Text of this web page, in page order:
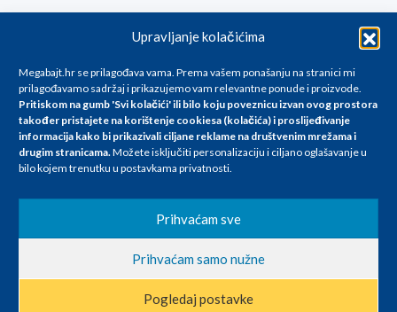
Upravljanje kolačićima
Megabajt.hr se prilagođava vama. Prema vašem ponašanju na stranici mi
prilagođavamo sadržaj i prikazujemo vam relevantne ponude i proizvode.
Pritiskom na gumb 'Svi kolačići' ili bilo koju poveznicu izvan ovog prostora
također pristajete na korištenje cookiesa (kolačića) i proslijeđivanje
informacija kako bi prikazivali ciljane reklame na društvenim mrežama i
drugim stranicama.Možete isključiti personalizaciju i ciljano oglašavanje u
bilo kojem trenutku u postavkama privatnosti.
Prihvaćam sve
Prihvaćam samo nužne
Pogledaj postavke
Za artikle kojih trenutno nema u ponudi obratite nam se na
info@megabajt.hr. Sve cijene su informativnog karaktera i podložne su
promjenama, a
iskazane su za avansno plaćanje(gotovina) u Eurima i uključuju PDV. Sve
se razlikovati od cijena u našim poslovnicama. Trudimo se dati što bolji
i točniji opis i sliku. Unatoč tome, ne možemo garantirati da su svi
nastale u opisu proizvoda, greške prilikom štampanja te promjene
cijena.